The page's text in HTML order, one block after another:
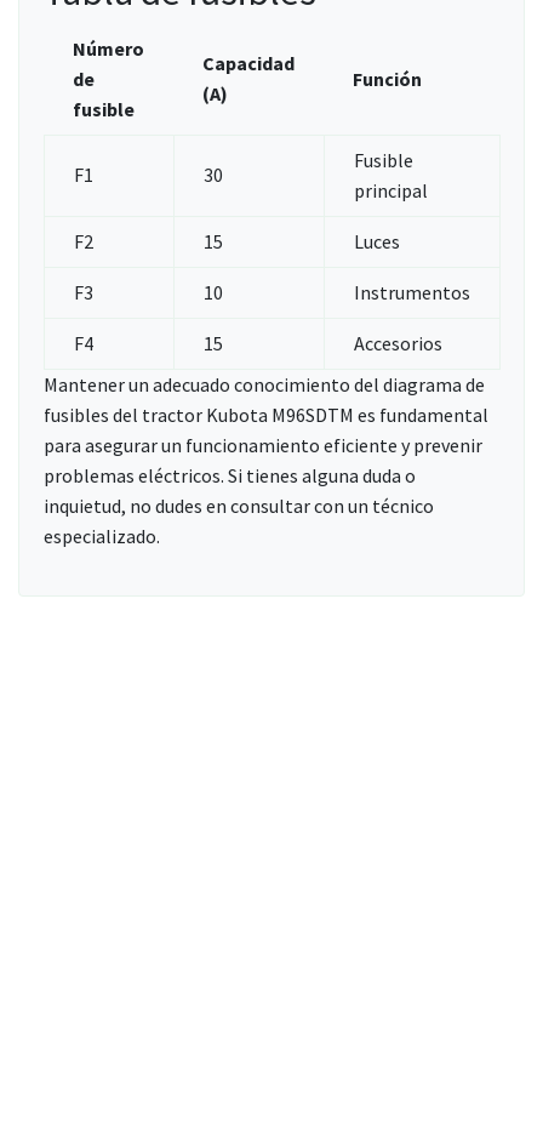
Número
de
fusible
Capacidad
(A)
Función
F1 30
Fusible
principal
F2 15 Luces
F3 10 Instrumentos
F4 15
Accesorios
Mantener un adecuado conocimiento del diagrama de
fusibles del tractor Kubota M96SDTM es fundamental
para asegurar un funcionamiento eficiente y prevenir
problemas eléctricos. Si tienes alguna duda o
inquietud, no dudes en consultar con un técnico
especializado.